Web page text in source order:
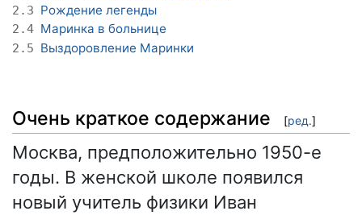
2.3 Рождение легенды
2.4 Маринка в больнице
2.5 Выздоровление Маринки
Очень краткое содержание [ред.]
Москва, предположительно 1950-е
годы. В женской школе появился
новый учитель физики Иван